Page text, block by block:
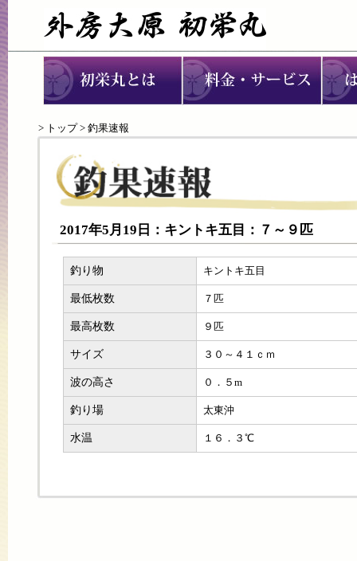
> トップ> 釣果速報
2017年5月19日：キントキ五目：７～９匹
釣り物 キントキ五目
最低枚数 ７匹
最高枚数 ９匹
サイズ ３０～４１ｃｍ
波の高さ ０．５m
釣り場 太東沖
水温 １６．３℃